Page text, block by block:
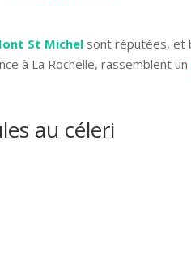
St Michel sont réputées, et
à La Rochelle, rassemblent un
au céleri